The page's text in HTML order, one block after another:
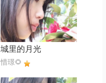
城里的月光
惜璟🌻